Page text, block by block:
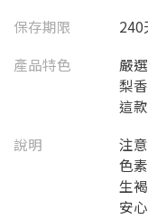
保存期限
240
產品特色
嚴
梨
這
說明
注
色
生
安